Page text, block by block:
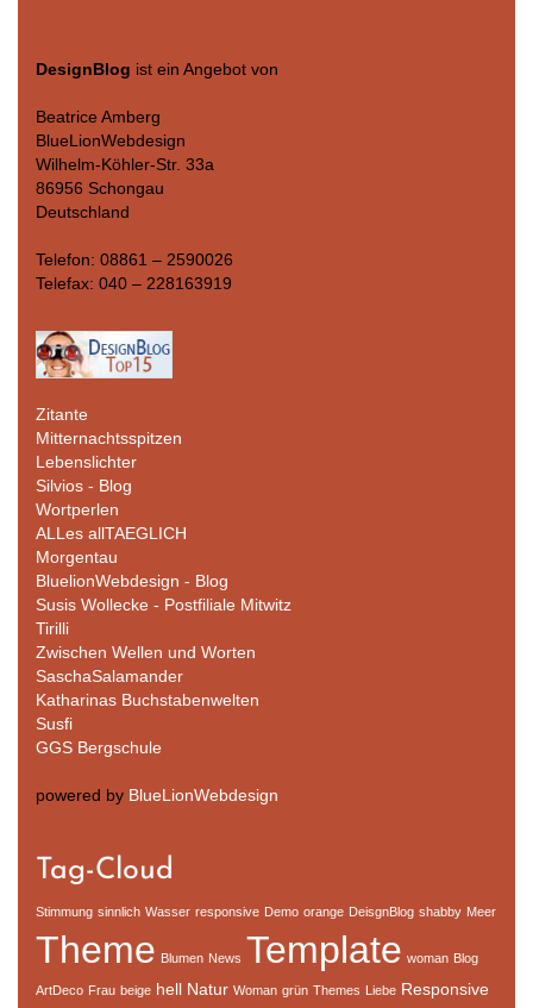
DesignBlog ist ein Angebot von
Beatrice Amberg
BlueLionWebdesign
Wilhelm-Köhler-Str. 33a
86956 Schongau
Deutschland
Telefon: 08861 – 2590026
Telefax: 040 – 228163919
Zitante
Mitternachtsspitzen
Lebenslichter
Silvios - Blog
Wortperlen
ALLes allTAEGLICH
Morgentau
BluelionWebdesign - Blog
Susis Wollecke - Postfiliale Mitwitz
Tirilli
Zwischen Wellen und Worten
SaschaSalamander
Katharinas Buchstabenwelten
Susfi
GGS Bergschule
powered by BlueLionWebdesign
Tag-Cloud
Stimmung sinnlich Wasser responsive Demo orange DeisgnBlog shabby Meer
Theme Blumen News Template woman Blog
ArtDeco Frau beige hell Natur Woman grün Themes Liebe Responsive